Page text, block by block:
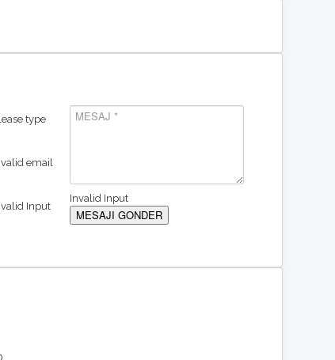
type
email
Input
Invalid Input